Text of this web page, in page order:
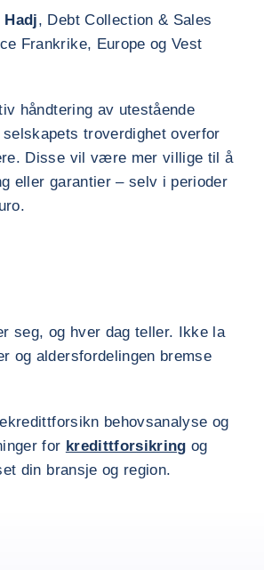
Hadj, Debt Collection & Sales
Frankrike, Europe og Vest
håndtering av utestående
troverdighet overfor
Disse vil være mer villige til å
eller garantier – selv i perioder
seg, og hver dag teller. Ikke la
og aldersfordelingen bremse
behovsanalyse og
for kredittforsikring og
din bransje og region.